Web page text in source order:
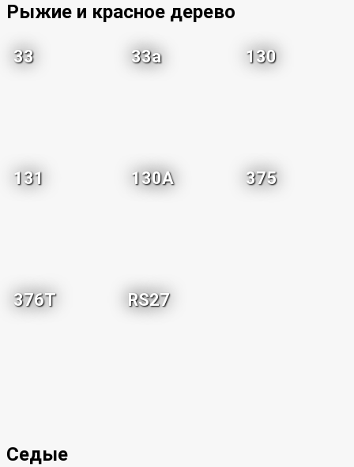
Рыжие и красное дерево
33 33a 130
131 130A 375
376T RS27
Седые